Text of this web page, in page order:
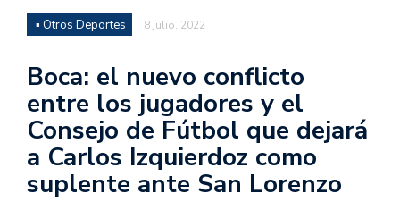
▪ Otros Deportes 8 julio, 2022
Boca: el nuevo conflicto
entre los jugadores y el
Consejo de Fútbol que dejará
a Carlos Izquierdoz como
suplente ante San Lorenzo